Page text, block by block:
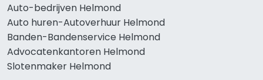
Auto-bedrijven Helmond
Auto huren-Autoverhuur Helmond
Banden-Bandenservice Helmond
Advocatenkantoren Helmond
Slotenmaker Helmond